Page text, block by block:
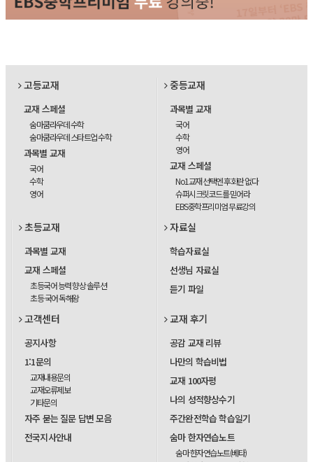
고등교재
교재 스페셜
숨마쿰라우데 수학
숨마쿰라우데 스타트업 수학
과목별 교재
국어
수학
영어
중등교재
과목별 교재
국어
수학
영어
교재 스페셜
No1교재 선택엔 후회란 없다
슈퍼시크릿코드를 믿어라
EBS중학프리미엄 무료강의
초등교재
과목별 교재
교재 스페셜
초등국어 능력 향상 솔루션
초등 국어 독해왕
자료실
학습자료실
선생님 자료실
듣기 파일
고객센터
공지사항
1:1문의
교재내용문의
교재오류제보
기타문의
자주 묻는 질문 답변 모음
전국지사안내
교재 후기
공감 교재 리뷰
나만의 학습비법
교재 100자평
나의 성적향상수기
주간완전학습 학습일기
숨마 한자연습노트
숨마 한자연습노트(베타)